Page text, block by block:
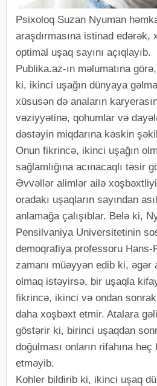
Psixoloq Suzan Nyuman
araşdırmasına istinad edərək,
optimal uşaq sayını açıqlayıb.
Publika.az-ın məlumatına
ki, ikinci uşağın dünyaya
xüsusən də anaların
vəziyyətinə, qohumlar və
dəstəyin miqdarına kəskin
Onun fikrincə, ikinci uşağın
sağlamlığına acınacaqlı təsir
Əvvəllər alimlər ailə
oradakı uşaqların sayından
anlamağa çalışıblar. Belə ki,
Pensilvaniya Universitetinin
demoqrafiya professoru Hans-
zamanı müəyyən edib ki, əgər
olmaq istəyirsə, bir uşaqla
fikrincə, ikinci və ondan
daha xoşbəxt etmir. Atalara
göstərir ki, birinci uşaqdan
doğulması onların rifahına
etməyib.
Kohler bildirib ki, ikinci uşaq